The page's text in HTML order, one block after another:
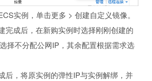
实例，单击更多 > 创建自定义镜像。
完成后，在新购实例时选择刚刚创建的
择不分配公网IP，其余配置根据需求选
后，将原实例的弹性IP与实例解绑，并